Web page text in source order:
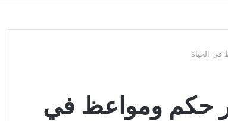
الحياة
حكم ومواعظ في